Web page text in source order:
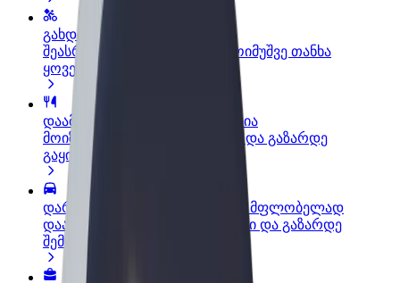
გახდი კურიერი
შეასრულე შეკვეთები და გამოიმუშვე თანხა
ყოველკვირეულად
დაამატე რესტორანი ან მაღაზია
მოიზიდე მეტი მომხმარებელი და გაზარდე
გაყიდვები
დარეგისტრირდი ავტოპარკის მფლობელად
დაამატე შენი ავტოპარკი Bolt-ში და გაზარდე
შემოსავალი